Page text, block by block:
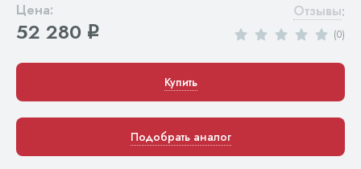
Цена:
52 280 q
Отзывы:
(0)
Купить
Подобрать аналог